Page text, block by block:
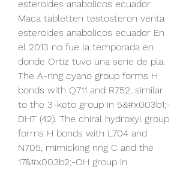
esteroides anabolicos ecuador
Maca tabletten testosteron venta
esteroides anabolicos ecuador En
el 2013 no fue la temporada en
donde Ortiz tuvo una serie de pla.
The A-ring cyano group forms H
bonds with Q711 and R752, similar
to the 3-keto group in 5&#x003b1;-
DHT (42). The chiral hydroxyl group
forms H bonds with L704 and
N705, mimicking ring C and the
17&#x003b2;-OH group in